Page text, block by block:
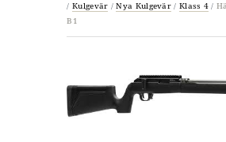
/ Kulgevär / Nya Kulgevär / Klass 4 /
B1